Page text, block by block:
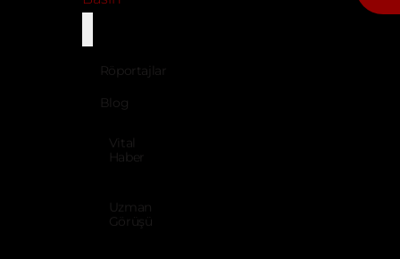
Röportajlar
Blog
Vital
Haber
Uzman
Görüşü